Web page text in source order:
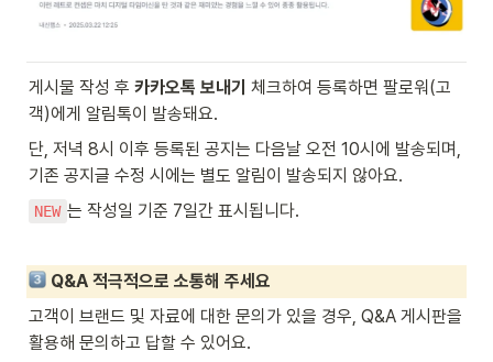
게시물 작성 후 카카오톡 보내기 체크하여 등록하면 팔로워(고
객)에게 알림톡이 발송돼요.
단, 저녁 8시 이후 등록된 공지는 다음날 오전 10시에 발송되며,
기존 공지글 수정 시에는 별도 알림이 발송되지 않아요.
NEW 는 작성일 기준 7일간 표시됩니다.
Q&A 적극적으로 소통해 주세요
고객이 브랜드 및 자료에 대한 문의가 있을 경우, Q&A 게시판을
활용해 문의하고 답할 수 있어요.